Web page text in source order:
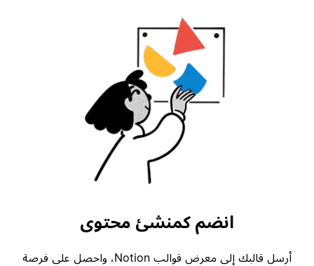
انضم كمنشئ محتوى
أرسل قالبك إلى معرض قوالب Notion، واحصل على فرصة